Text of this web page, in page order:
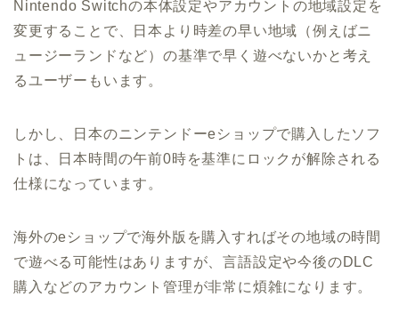
Nintendo Switchの本体設定やアカウントの地域設定を
変更することで、日本より時差の早い地域（例えばニ
ュージーランドなど）の基準で早く遊べないかと考え
るユーザーもいます。
しかし、日本のニンテンドーeショップで購入したソフ
トは、日本時間の午前0時を基準にロックが解除される
仕様になっています。
海外のeショップで海外版を購入すればその地域の時間
で遊べる可能性はありますが、言語設定や今後のDLC
購入などのアカウント管理が非常に煩雑になります。